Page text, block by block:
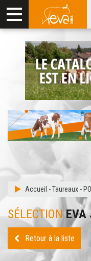
Accueil -Taureaux -
SÉLECTIONEVA
Retour à la liste